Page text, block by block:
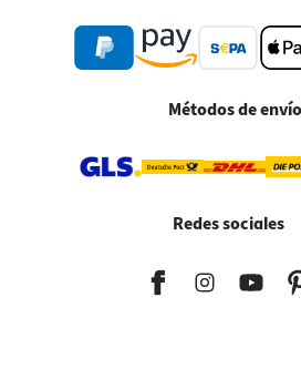
Métodos de envío
Redes sociales